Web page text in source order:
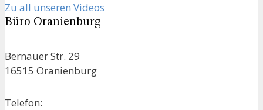
Zu all unseren Videos
Büro Oranienburg
Bernauer Str. 29
16515 Oranienburg
Telefon: